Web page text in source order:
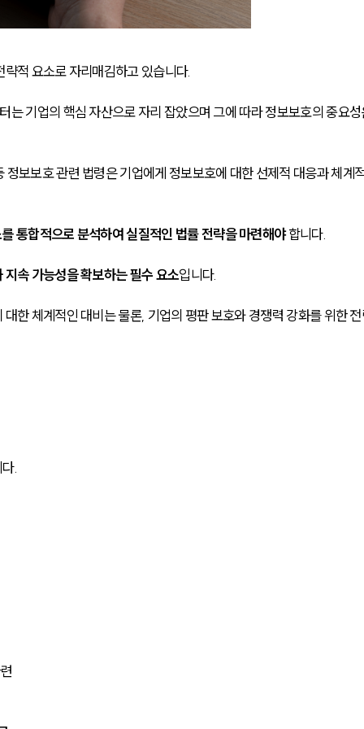
적 요소로 자리매김하고 있습니다.
는 기업의 핵심 자산으로 자리 잡았으며 그에 따라 정보보호의 중요
보보호 관련 법령은 기업에게 정보보호에 대한 선제적 대응과 체계
통합적으로 분석하여 실질적인 법률 전략을 마련해야 합니다.
속 가능성을 확보하는 필수 요소입니다.
한 체계적인 대비는 물론, 기업의 평판 보호와 경쟁력 강화를 위한
.